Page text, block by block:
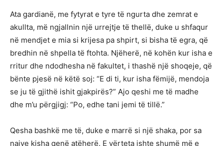
Ata gardianë, me fytyrat e tyre të ngurta dhe zemrat e
akullta, më ngjallnin një urrejtje të thellë, duke u shfaqur
në mendjet e mia si krijesa pa shpirt, si bisha të egra, që
bredhin në shpella të ftohta. Njëherë, në kohën kur isha e
rritur dhe ndodhesha në fakultet, i thashë një shoqeje, që
bënte pjesë në këtë soj: “E di ti, kur isha fëmijë, mendoja
se ju të gjithë ishit gjakpirës?” Ajo qeshi me të madhe
dhe m’u përgjigj: “Po, edhe tani jemi të tillë.”
Qesha bashkë me të, duke e marrë si një shaka, por sa
naive kisha qenë atëherë. E vërteta ishte shumë më e